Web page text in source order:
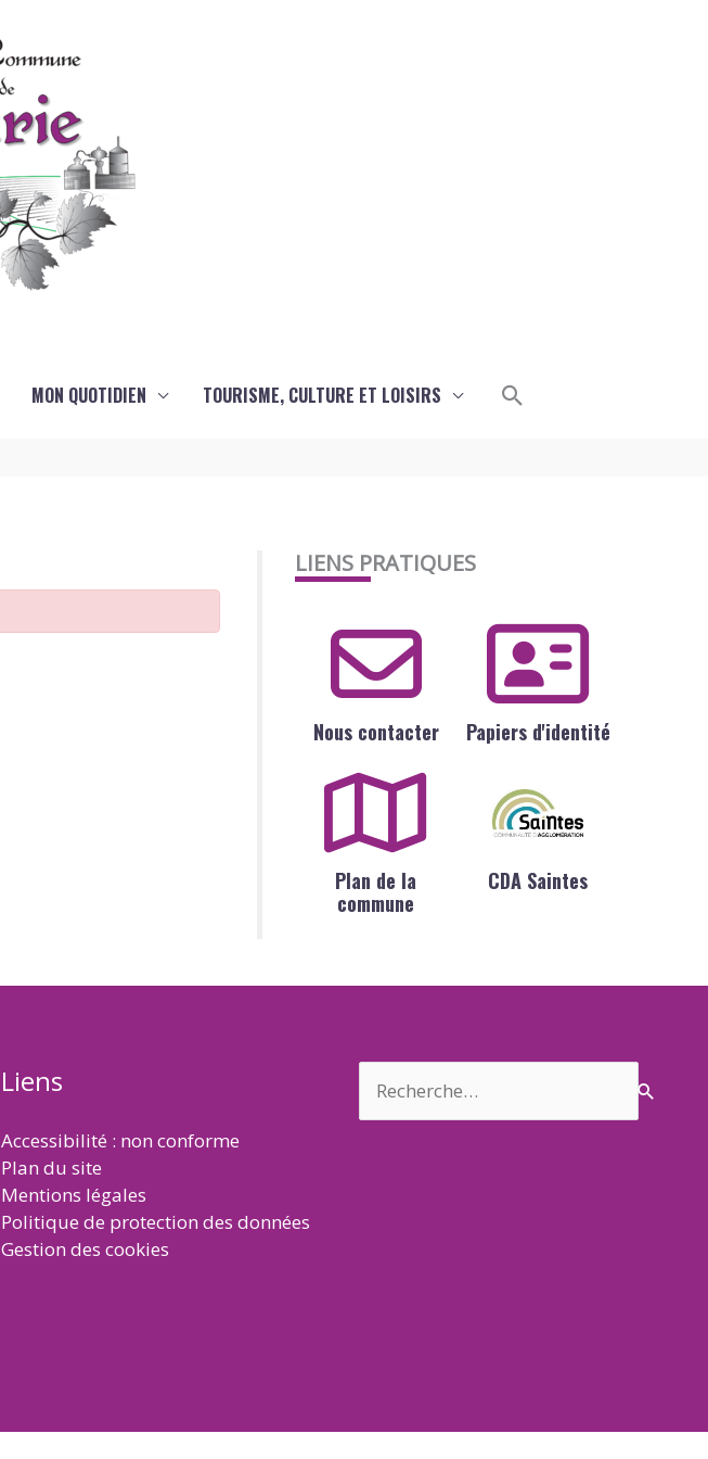
MON QUOTIDIEN TOURISME, CULTURE ET LOISIRS Rechercher
LIENS PRATIQUES
Nous contacter Papiers d'identité
Plan de la
commune
CDA Saintes
Liens
Accessibilité : non conforme
Plan du site
Mentions légales
Politique de protection des données
Gestion des cookies